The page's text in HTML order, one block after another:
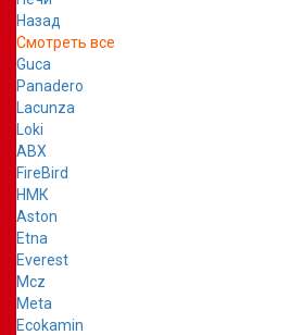
Назад
Смотреть все
Guca
Panadero
Lacunza
Loki
ABX
FireBird
НМК
Aston
Etna
Everest
Mcz
Meta
Ecokamin